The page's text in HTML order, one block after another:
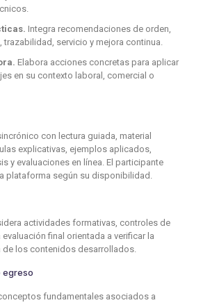
Integra recomendaciones de orden,
trazabilidad, servicio y mejora continua.
Elabora acciones concretas para aplicar
en su contexto laboral, comercial o
con lectura guiada, material
explicativas, ejemplos aplicados,
y evaluaciones en línea. El participante
plataforma según su disponibilidad.
actividades formativas, controles de
final orientada a verificar la
de los contenidos desarrollados.
egreso
fundamentales asociados a